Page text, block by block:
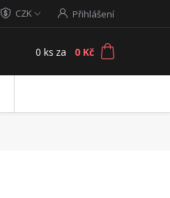
CZK Přihlášení
0 ks za 0 Kč